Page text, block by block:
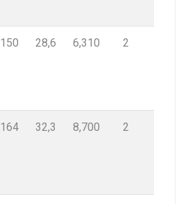
150 28,6 6,310 2
164 32,3 8,700 2